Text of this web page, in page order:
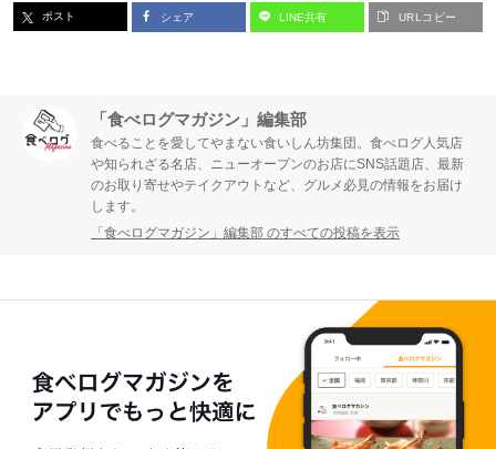
ジ ジ ジ
ポスト シェア LINE共有 URLコピー
「食べログマガジン」編集部
食べることを愛してやまない食いしん坊集団。食べログ人気店
や知られざる名店、ニューオープンのお店にSNS話題店、最新
のお取り寄せやテイクアウトなど、グルメ必見の情報をお届け
します。
「食べログマガジン」編集部 のすべての投稿を表示